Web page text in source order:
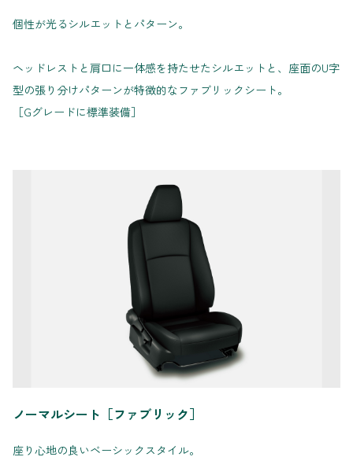
個性が光るシルエットとパターン。
ヘッドレストと肩口に一体感を持たせたシルエットと、座面のU字
型の張り分けパターンが特徴的なファブリックシート。
［Gグレードに標準装備］
ノーマルシート［ファブリック］
座り心地の良いベーシックスタイル。